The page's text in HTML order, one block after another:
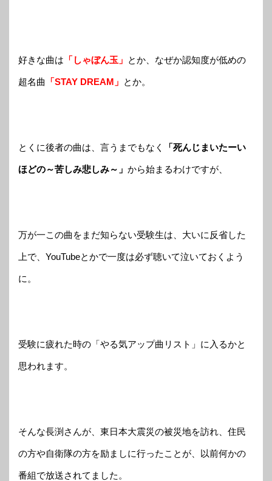
好きな曲は 「しゃぼん玉」 とか、なぜか認知度が低めの
超名曲 「STAY DREAM」 とか。
とくに後者の曲は、言うまでもなく 「死んじまいたーい
ほどの～苦しみ悲しみ～」 から始まるわけですが、
万が一この曲をまだ知らない受験生は、大いに反省した
上で、YouTubeとかで一度は必ず聴いて泣いておくよう
に。
受験に疲れた時の「やる気アップ曲リスト」に入るかと
思われます。
そんな長渕さんが、東日本大震災の被災地を訪れ、住民
の方や自衛隊の方を励ましに行ったことが、以前何かの
番組で放送されてました。